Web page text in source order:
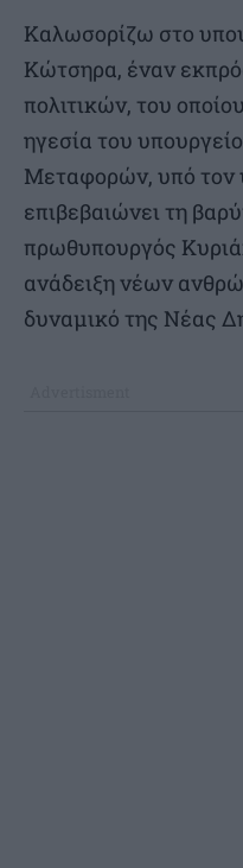
Καλωσορίζω στο
Κώτσηρα, έναν
πολιτικών, του
ηγεσία του
Μεταφορών, υπό τον
επιβεβαιώνει τη
πρωθυπουργός
ανάδειξη νέων
δυναμικό της Νέας